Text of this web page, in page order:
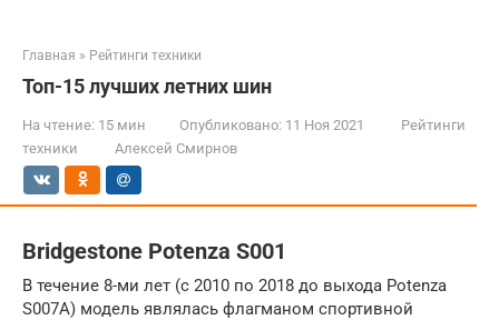
Главная » Рейтинги техники
Топ-15 лучших летних шин
На чтение: 15 мин Опубликовано: 11 Ноя 2021
Рейтинги
техники
Алексей Смирнов
Bridgestone Potenza S001
В течение 8-ми лет (с 2010 по 2018 до выхода Potenza
S007A) модель являлась флагманом спортивной